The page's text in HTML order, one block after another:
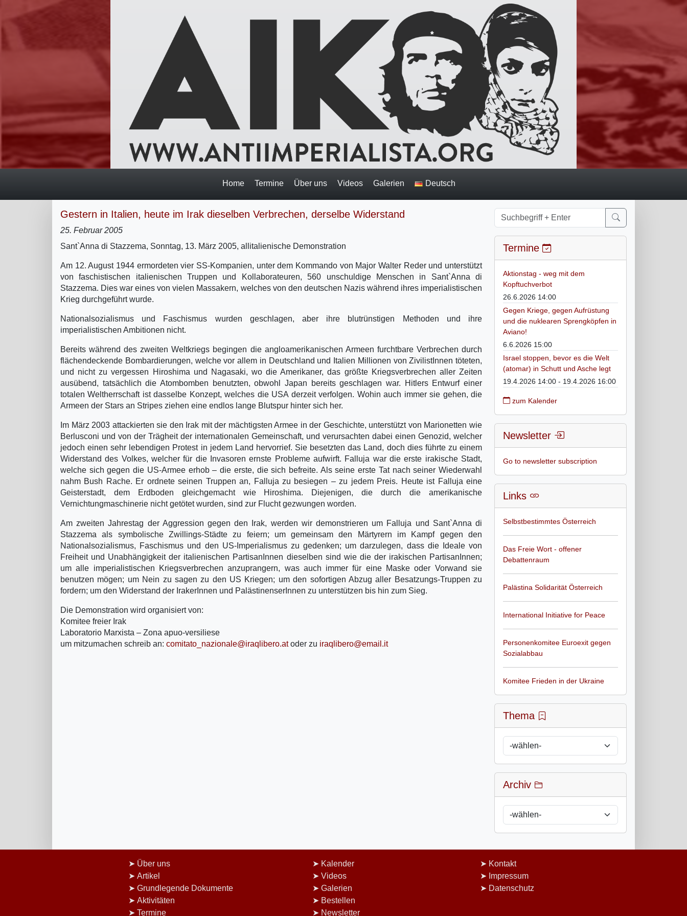
Home Termine Über uns Videos Galerien Deutsch
Gestern in Italien, heute im Irak dieselben Verbrechen, derselbe Widerstand
25. Februar 2005
Sant`Anna di Stazzema, Sonntag, 13. März 2005, allitalienische Demonstration
Am 12. August 1944 ermordeten vier SS-Kompanien, unter dem Kommando von Major Walter Reder und unterstützt
von faschistischen italienischen Truppen und Kollaborateuren, 560 unschuldige Menschen in Sant`Anna di
Stazzema. Dies war eines von vielen Massakern, welches von den deutschen Nazis während ihres imperialistischen
Krieg durchgeführt wurde.
Nationalsozialismus und Faschismus wurden geschlagen, aber ihre blutrünstigen Methoden und ihre
imperialistischen Ambitionen nicht.
Bereits während des zweiten Weltkriegs begingen die angloamerikanischen Armeen furchtbare Verbrechen durch
flächendeckende Bombardierungen, welche vor allem in Deutschland und Italien Millionen von ZivilistInnen töteten,
und nicht zu vergessen Hiroshima und Nagasaki, wo die Amerikaner, das größte Kriegsverbrechen aller Zeiten
ausübend, tatsächlich die Atombomben benutzten, obwohl Japan bereits geschlagen war. Hitlers Entwurf einer
totalen Weltherrschaft ist dasselbe Konzept, welches die USA derzeit verfolgen. Wohin auch immer sie gehen, die
Armeen der Stars an Stripes ziehen eine endlos lange Blutspur hinter sich her.
Im März 2003 attackierten sie den Irak mit der mächtigsten Armee in der Geschichte, unterstützt von Marionetten wie
Berlusconi und von der Trägheit der internationalen Gemeinschaft, und verursachten dabei einen Genozid, welcher
jedoch einen sehr lebendigen Protest in jedem Land hervorrief. Sie besetzten das Land, doch dies führte zu einem
Widerstand des Volkes, welcher für die Invasoren ernste Probleme aufwirft. Falluja war die erste irakische Stadt,
welche sich gegen die US-Armee erhob – die erste, die sich befreite. Als seine erste Tat nach seiner Wiederwahl
nahm Bush Rache. Er ordnete seinen Truppen an, Falluja zu besiegen – zu jedem Preis. Heute ist Falluja eine
Geisterstadt, dem Erdboden gleichgemacht wie Hiroshima. Diejenigen, die durch die amerikanische
Vernichtungmaschinerie nicht getötet wurden, sind zur Flucht gezwungen worden.
Am zweiten Jahrestag der Aggression gegen den Irak, werden wir demonstrieren um Falluja und Sant`Anna di
Stazzema als symbolische Zwillings-Städte zu feiern; um gemeinsam den Märtyrern im Kampf gegen den
Nationalsozialismus, Faschismus und den US-Imperialismus zu gedenken; um darzulegen, dass die Ideale von
Freiheit und Unabhängigkeit der italienischen PartisanInnen dieselben sind wie die der irakischen PartisanInnen;
um alle imperialistischen Kriegsverbrechen anzuprangern, was auch immer für eine Maske oder Vorwand sie
benutzen mögen; um Nein zu sagen zu den US Kriegen; um den sofortigen Abzug aller Besatzungs-Truppen zu
fordern; um den Widerstand der IrakerInnen und PalästinenserInnen zu unterstützen bis hin zum Sieg.
Die Demonstration wird organisiert von:
Komitee freier Irak
Laboratorio Marxista – Zona apuo-versiliese
um mitzumachen schreib an: comitato_nazionale@iraqlibero.atoder zu iraqlibero@email.it
Termine
Aktionstag - weg mit dem
Kopftuchverbot
26.6.2026 14:00
Gegen Kriege, gegen Aufrüstung
und die nuklearen Sprengköpfen in
Aviano!
6.6.2026 15:00
Israel stoppen, bevor es die Welt
(atomar) in Schutt und Asche legt
19.4.2026 14:00 - 19.4.2026 16:00
zum Kalender
Newsletter
Go to newsletter subscription
Links
Selbstbestimmtes Österreich
Das Freie Wort - offener
Debattenraum
Palästina Solidarität Österreich
International Initiative for Peace
Personenkomitee Euroexit gegen
Sozialabbau
Komitee Frieden in der Ukraine
Thema
Archiv
Über uns
Artikel
Grundlegende Dokumente
Aktivitäten
Termine
Kalender
Videos
Galerien
Bestellen
Newsletter
Kontakt
Impressum
Datenschutz